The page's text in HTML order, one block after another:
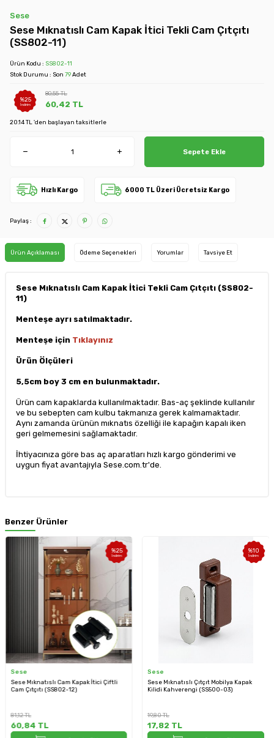
Sese
Sese Mıknatıslı Cam Kapak İtici Tekli Cam Çıtçıtı
(SS802-11)
Ürün Kodu : SS802-11
Stok Durumu : Son 79Adet
%25
İndirim
80,55TL
60,42 TL
20.14 TL 'den başlayan taksitlerle
Sepete Ekle
Hızlı Kargo 6000 TL Üzeri Ücretsiz Kargo
Paylaş :
Ürün Açıklaması Ödeme Seçenekleri Yorumlar Tavsiye Et
Sese Mıknatıslı Cam Kapak İtici Tekli Cam Çıtçıtı (SS802-
11)
Menteşe ayrı satılmaktadır.
Menteşe için Tıklayınız
Ürün Ölçüleri
5,5cm boy 3 cm en bulunmaktadır.
Ürün cam kapaklarda kullanılmaktadır. Bas-aç şeklinde kullanılır
ve bu sebepten cam kulbu takmanıza gerek kalmamaktadır.
Aynı zamanda ürünün mıknatıs özelliği ile kapağın kapalı iken
geri gelmemesini sağlamaktadır.
İhtiyacınıza göre bas aç aparatları hızlı kargo gönderimi ve
uygun fiyat avantajıyla Sese.com.tr'de.
Benzer Ürünler
%25
İndirim
Sese
Sese Mıknatıslı Cam Kapak İtici Çiftli
Cam Çıtçıtı (SS802-12)
81,12TL
60,84 TL
%10
İndirim
Sese
Sese Mıknatıslı Çıtçıt Mobilya Kapak
Kilidi Kahverengi (SS500-03)
19,80TL
17,82 TL